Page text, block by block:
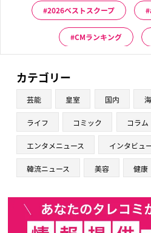
2026ベストスクープ
CMランキング
カテゴリー
芸能 皇室 国内
ライフ コミック コラム
エンタメニュース インタビュ
韓流ニュース 美容 健康